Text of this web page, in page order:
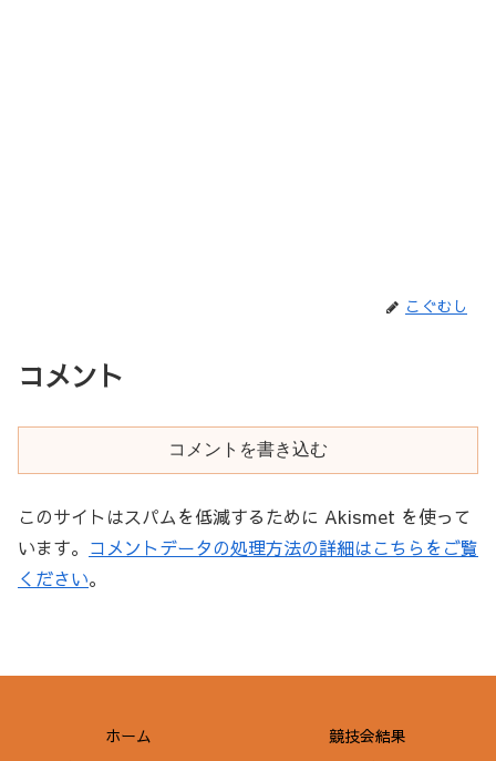
こぐむし
コメント
コメントを書き込む
このサイトはスパムを低減するために Akismet を使って
います。 コメントデータの処理方法の詳細はこちらをご覧
ください。
ホーム
競技会結果